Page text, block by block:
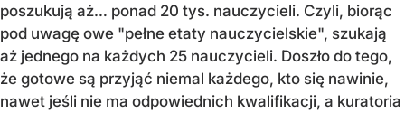
poszukują aż… ponad 20 tys. nauczycieli. Czyli, biorąc
pod uwagę owe "pełne etaty nauczycielskie", szukają
aż jednego na każdych 25 nauczycieli. Doszło do tego,
że gotowe są przyjąć niemal każdego, kto się nawinie,
nawet jeśli nie ma odpowiednich kwalifikacji, a kuratoria